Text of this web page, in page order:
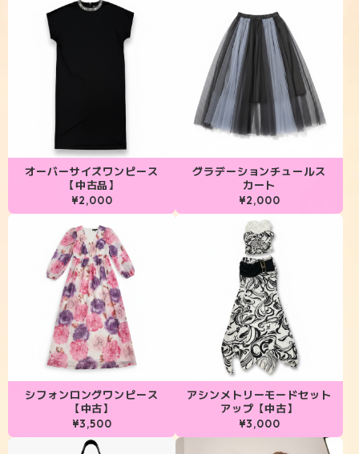
オーバーサイズワンピース
【中古品】
¥2,000
グラデーションチュールス
カート
¥2,000
シフォンロングワンピース
【中古】
¥3,500
アシンメトリーモードセット
アップ【中古】
¥3,000